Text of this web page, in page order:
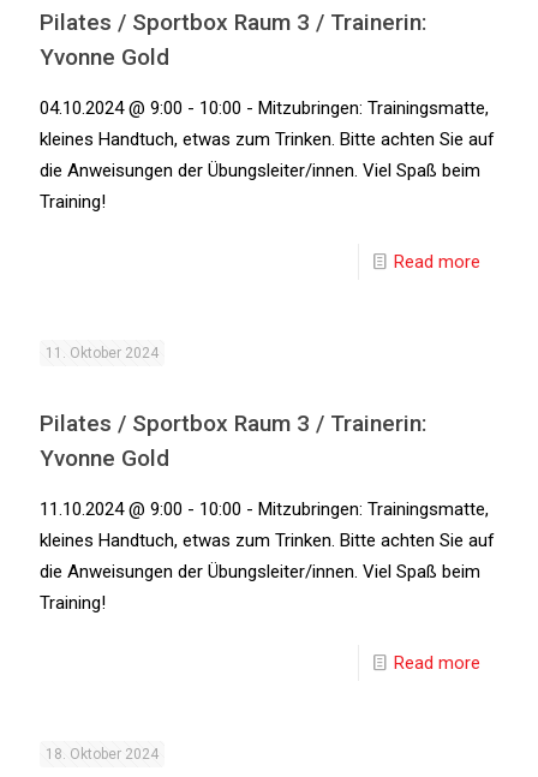
Pilates / Sportbox Raum 3 / Trainerin:
Yvonne Gold
04.10.2024 @ 9:00 - 10:00 - Mitzubringen: Trainingsmatte,
kleines Handtuch, etwas zum Trinken. Bitte achten Sie auf
die Anweisungen der Übungsleiter/innen. Viel Spaß beim
Training!
Read more
11. Oktober 2024
Pilates / Sportbox Raum 3 / Trainerin:
Yvonne Gold
11.10.2024 @ 9:00 - 10:00 - Mitzubringen: Trainingsmatte,
kleines Handtuch, etwas zum Trinken. Bitte achten Sie auf
die Anweisungen der Übungsleiter/innen. Viel Spaß beim
Training!
Read more
18. Oktober 2024